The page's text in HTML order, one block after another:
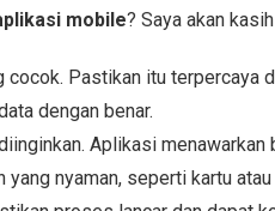
mobile? Saya akan
Pastikan itu terpercaya
dengan benar.
Aplikasi menawarkan
yang nyaman, seperti kartu